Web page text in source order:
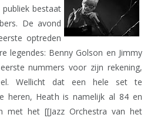
bestaat
De avond
optreden
legendes: Benny Golson en Jimmy
nummers voor zijn rekening,
Wellicht dat een hele set te
heren, Heath is namelijk al 84 en
met het [[Jazz Orchestra van het